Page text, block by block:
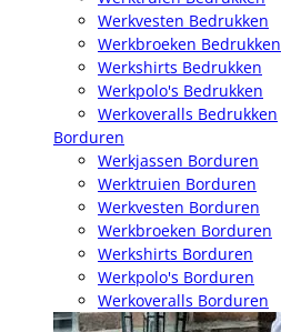
Werkvesten Bedrukken
Werkbroeken Bedrukken
Werkshirts Bedrukken
Werkpolo's Bedrukken
Werkoveralls Bedrukken
Borduren
Werkjassen Borduren
Werktruien Borduren
Werkvesten Borduren
Werkbroeken Borduren
Werkshirts Borduren
Werkpolo's Borduren
Werkoveralls Borduren